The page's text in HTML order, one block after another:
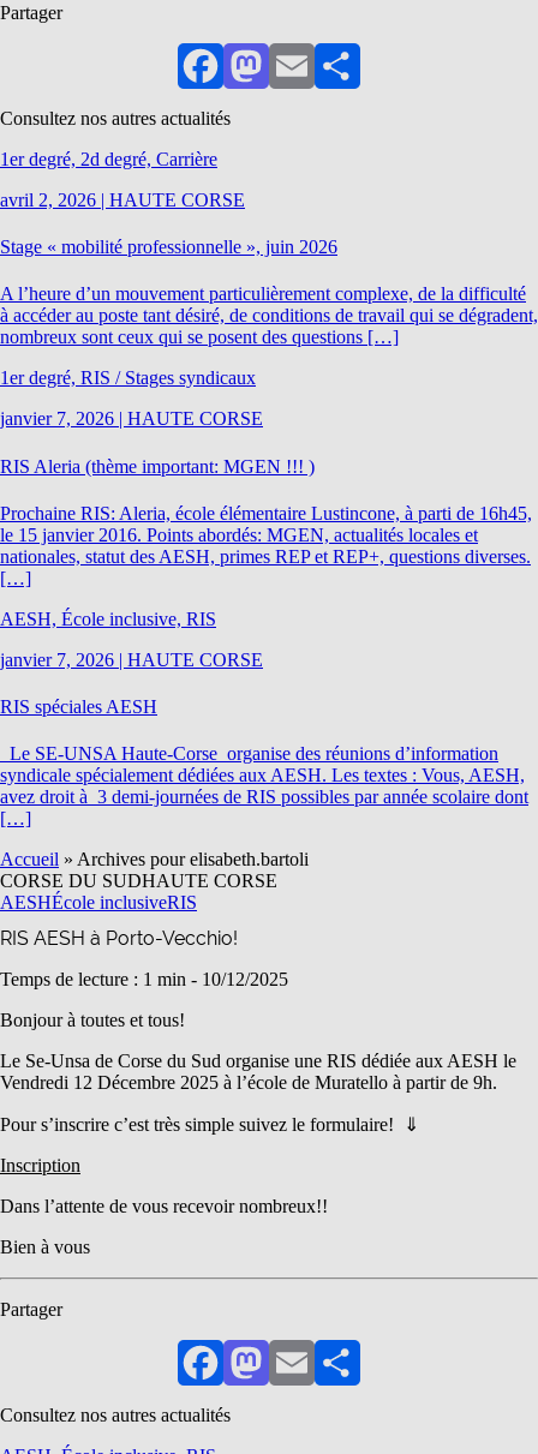
Partager
FacebookMastodon
EmailPartager
Consultez nos autres actualités
1er degré, 2d degré, Carrière
avril 2, 2026 | HAUTE CORSE
Stage « mobilité professionnelle », juin 2026
A l’heure d’un mouvement particulièrement complexe, de la difficulté
à accéder au poste tant désiré, de conditions de travail qui se dégradent,
nombreux sont ceux qui se posent des questions […]
1er degré, RIS / Stages syndicaux
janvier 7, 2026 | HAUTE CORSE
RIS Aleria (thème important: MGEN !!! )
Prochaine RIS: Aleria, école élémentaire Lustincone, à parti de 16h45,
le 15 janvier 2016. Points abordés: MGEN, actualités locales et
nationales, statut des AESH, primes REP et REP+, questions diverses.
[…]
AESH, École inclusive, RIS
janvier 7, 2026 | HAUTE CORSE
RIS spéciales AESH
Le SE-UNSA Haute-Corse organise des réunions d’information
syndicale spécialement dédiées aux AESH. Les textes : Vous, AESH,
avez droit à 3 demi-journées de RIS possibles par année scolaire dont
[…]
Accueil » Archives pour elisabeth.bartoli
CORSE DU SUDHAUTE CORSE
AESHÉcole inclusiveRIS
RIS AESH à Porto-Vecchio!
Temps de lecture : 1 min - 10/12/2025
Bonjour à toutes et tous!
Le Se-Unsa de Corse du Sud organise une RIS dédiée aux AESH le
Vendredi 12 Décembre 2025 à l’école de Muratello à partir de 9h.
Pour s’inscrire c’est très simple suivez le formulaire! ⇓
Inscription
Dans l’attente de vous recevoir nombreux!!
Bien à vous
Partager
FacebookMastodon
EmailPartager
Consultez nos autres actualités